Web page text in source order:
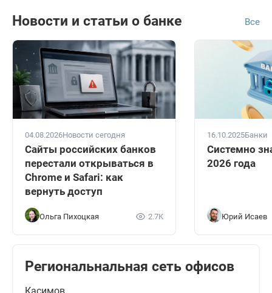
Новости и статьи о банке Все
04.08.2026Новости сегодня
Сайты российских банков
перестали открываться в
Chrome и Safari: как
вернуть доступ
Ольга Пихоцкая 2.7K
16.10.2025Банки
Системно
2026 года
Юрий Исаев
Региональнальная сеть офисов